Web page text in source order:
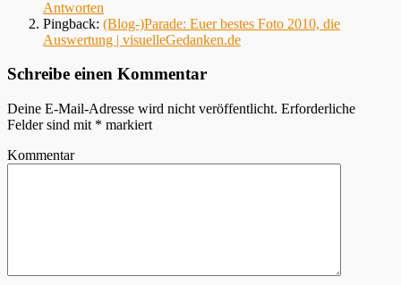
Antworten
Pingback: (Blog-)Parade: Euer bestes Foto 2010, die
Auswertung | visuelleGedanken.de
Schreibe einen Kommentar
Deine E-Mail-Adresse wird nicht veröffentlicht. Erforderliche
Felder sind mit * markiert
Kommentar